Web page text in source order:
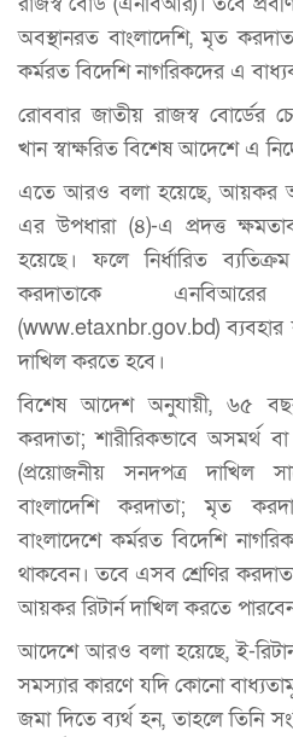
অবস্থানরত বাংলাদেশি, মৃত
কর্মরত বিদেশি নাগরিকদের এ
রোববার জাতীয় রাজস্ব বোর্ডের
খান স্বাক্ষরিত বিশেষ আদেশে এ
এতে আরও বলা হয়েছে, আয়কর
এর উপধারা (৪)-এ প্রদত্ত
হয়েছে। ফলে নির্ধারিত
করদাতাকে
(www.etaxnbr.gov.bd) ব্যবহার
দাখিল করতে হবে।
বিশেষ আদেশ অনুযায়ী, ৬৫
করদাতা; শারীরিকভাবে অসমর্থ
(প্রয়োজনীয় সনদপত্র দাখিল
বাংলাদেশি করদাতা; মৃত
বাংলাদেশে কর্মরত বিদেশি
থাকবেন। তবে এসব শ্রেণির
আয়কর রিটার্ন দাখিল করতে
আদেশে আরও বলা হয়েছে, ই-রিটার্ন
সমস্যার কারণে যদি কোনো
জমা দিতে ব্যর্থ হন, তাহলে তিনি